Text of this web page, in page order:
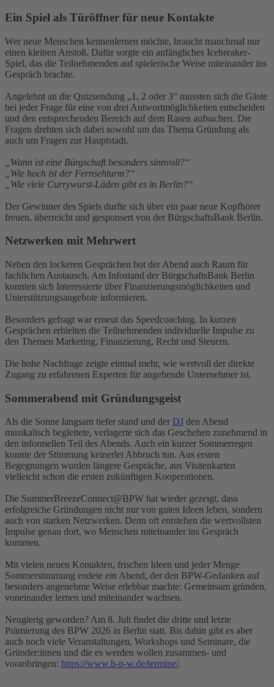
Ein Spiel als Türöffner für neue Kontakte
Wer neue Menschen kennenlernen möchte, braucht manchmal nur
einen kleinen Anstoß. Dafür sorgte ein anfängliches Icebreaker-
Spiel, das die Teilnehmenden auf spielerische Weise miteinander ins
Gespräch brachte.
Angelehnt an die Quizsendung „1, 2 oder 3“ mussten sich die Gäste
bei jeder Frage für eine von drei Antwortmöglichkeiten entscheiden
und den entsprechenden Bereich auf dem Rasen aufsuchen. Die
Fragen drehten sich dabei sowohl um das Thema Gründung als
auch um Fragen zur Hauptstadt.
„Wann ist eine Bürgschaft besonders sinnvoll?“
„Wie hoch ist der Fernsehturm?“
„Wie viele Currywurst-Läden gibt es in Berlin?“
Der Gewinner des Spiels durfte sich über ein paar neue Kopfhörer
freuen, überreicht und gesponsert von der BürgschaftsBank Berlin.
Netzwerken mit Mehrwert
Neben den lockeren Gesprächen bot der Abend auch Raum für
fachlichen Austausch. Am Infostand der BürgschaftsBank Berlin
konnten sich Interessierte über Finanzierungsmöglichkeiten und
Unterstützungsangebote informieren.
Besonders gefragt war erneut das Speedcoaching. In kurzen
Gesprächen erhielten die Teilnehmenden individuelle Impulse zu
den Themen Marketing, Finanzierung, Recht und Steuern.
Die hohe Nachfrage zeigte einmal mehr, wie wertvoll der direkte
Zugang zu erfahrenen Experten für angehende Unternehmer ist.
Sommerabend mit Gründungsgeist
Als die Sonne langsam tiefer stand und der DJ den Abend
musikalisch begleitete, verlagerte sich das Geschehen zunehmend in
den informellen Teil des Abends. Auch ein kurzer Sommerregen
konnte der Stimmung keinerlei Abbruch tun. Aus ersten
Begegnungen wurden längere Gespräche, aus Visitenkarten
vielleicht schon die ersten zukünftigen Kooperationen.
Die SummerBreezeConnect@BPW hat wieder gezeigt, dass
erfolgreiche Gründungen nicht nur von guten Ideen leben, sondern
auch von starken Netzwerken. Denn oft entstehen die wertvollsten
Impulse genau dort, wo Menschen miteinander ins Gespräch
kommen.
Mit vielen neuen Kontakten, frischen Ideen und jeder Menge
Sommerstimmung endete ein Abend, der den BPW-Gedanken auf
besonders angenehme Weise erlebbar machte: Gemeinsam gründen,
voneinander lernen und miteinander wachsen.
Neugierig geworden? Am 8. Juli findet die dritte und letzte
Prämierung des BPW 2026 in Berlin statt. Bis dahin gibt es aber
auch noch viele Veranstaltungen, Workshops und Seminare, die
Gründer:innen und die es werden wollen zusammen- und
voranbringen: https://www.b-p-w.de/termine/.